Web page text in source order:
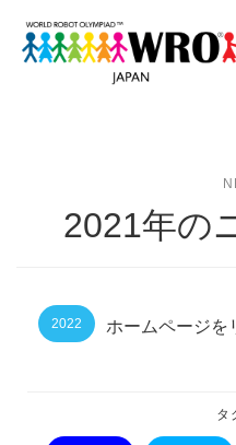
2021年の
2022 ホームページを
タ